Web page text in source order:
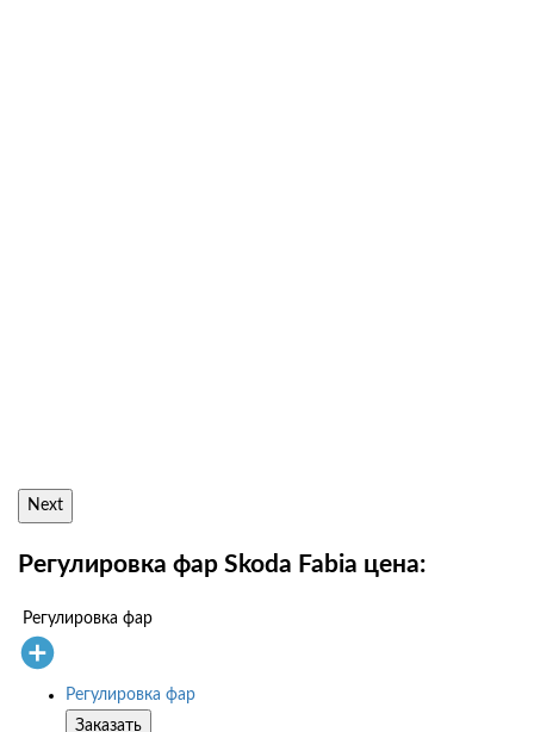
Next
Регулировка фар Skoda Fabia цена:
Регулировка фар
Регулировка фар
Заказать